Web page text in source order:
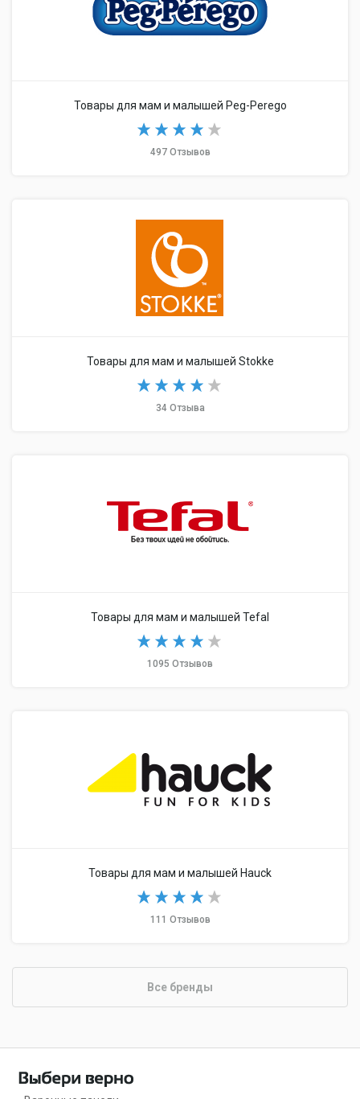
Товары для мам и малышей Peg-Perego
497 Отзывов
Товары для мам и малышей Stokke
34 Отзыва
Товары для мам и малышей Tefal
1095 Отзывов
Товары для мам и малышей Hauck
111 Отзывов
Все бренды